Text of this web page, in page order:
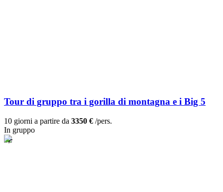
Tour di gruppo tra i gorilla di montagna e i Big 5
10 giorni a partire da 3350 € /pers.
In gruppo